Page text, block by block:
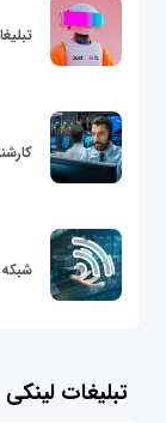
تبلیغات لینکی